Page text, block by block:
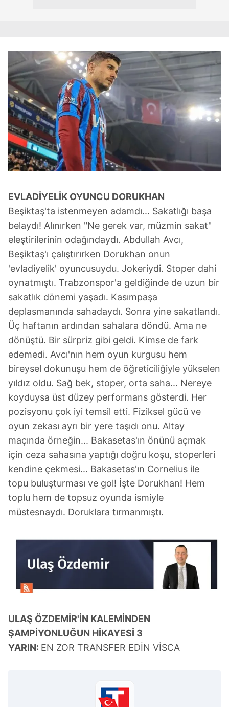
EVLADİYELİK OYUNCU DORUKHAN
Beşiktaş'ta istenmeyen adamdı... Sakatlığı başa
belaydı! Alınırken "Ne gerek var, müzmin sakat"
eleştirilerinin odağındaydı. Abdullah Avcı,
Beşiktaş'ı çalıştırırken Dorukhan onun
'evladiyelik' oyuncusuydu. Jokeriydi. Stoper dahi
oynatmıştı. Trabzonspor'a geldiğinde de uzun bir
sakatlık dönemi yaşadı. Kasımpaşa
deplasmanında sahadaydı. Sonra yine sakatlandı.
Üç haftanın ardından sahalara döndü. Ama ne
dönüştü. Bir sürpriz gibi geldi. Kimse de fark
edemedi. Avcı'nın hem oyun kurgusu hem
bireysel dokunuşu hem de öğreticiliğiyle yükselen
yıldız oldu. Sağ bek, stoper, orta saha... Nereye
koyduysa üst düzey performans gösterdi. Her
pozisyonu çok iyi temsil etti. Fiziksel gücü ve
oyun zekası ayrı bir yere taşıdı onu. Altay
maçında örneğin... Bakasetas'ın önünü açmak
için ceza sahasına yaptığı doğru koşu, stoperleri
kendine çekmesi... Bakasetas'ın Cornelius ile
topu buluşturması ve gol! İşte Dorukhan! Hem
toplu hem de topsuz oyunda ismiyle
müstesnaydı. Doruklara tırmanmıştı.
ULAŞ ÖZDEMİR'İN KALEMİNDEN
ŞAMPİYONLUĞUN HİKAYESİ 3
YARIN: EN ZOR TRANSFER EDİN VİSCA